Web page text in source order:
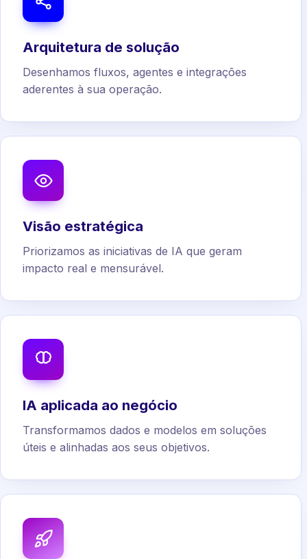
Arquitetura de solução
Desenhamos fluxos, agentes e integrações
aderentes à sua operação.
Visão estratégica
Priorizamos as iniciativas de IA que geram
impacto real e mensurável.
IA aplicada ao negócio
Transformamos dados e modelos em soluções
úteis e alinhadas aos seus objetivos.